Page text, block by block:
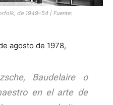
de 1949–54 | Fuente:
agosto de 1978,
Baudelaire o
en el arte de